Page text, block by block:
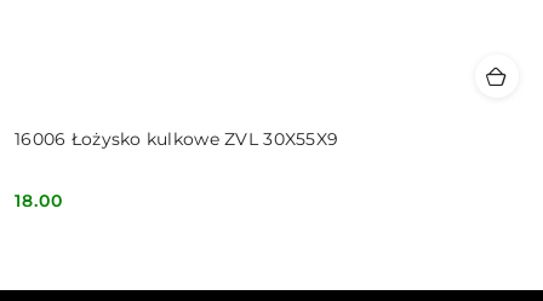
16006 Łożysko kulkowe ZVL 30X55X9
Cena:
18.00